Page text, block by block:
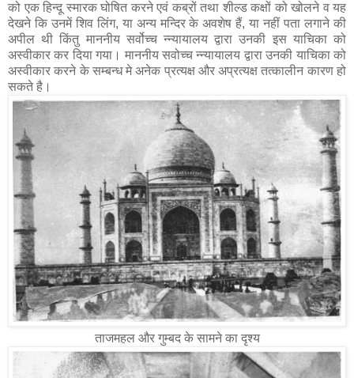
को एक हिन्दू स्मारक घोषित करने एवं कब्रों तथा शील्ड कक्षों को खोलने व यह
देखने कि उनमें शिव लिंग, या अन्य मन्दिर के अवशेष हैं, या नहीं पता लगाने की
अपील थी किंतु माननीय सर्वोच्च न्‍न्यायालय द्वारा उनकी इस याचिका को
अस्वीकार कर दिया गया। माननीय सवोच्च न्‍न्यायालय द्वारा उनकी याचिका को
अ‍स्‍वीकार करने के सम्‍बन्‍ध मे अनेक प्रत्‍यक्ष और अप्रत्यक्ष तत्‍कालीन कारण हो
सकते है।
ताजमहल और गुम्बद के सामने का दृश्य